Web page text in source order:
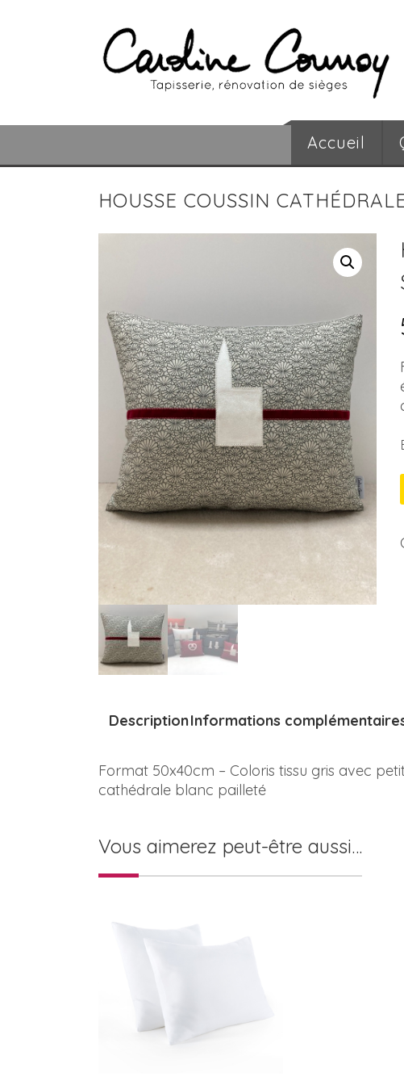
Accueil
HOUSSE COUSSIN
DescriptionInformations
Format 50x40cm – Coloris tissu gris avec
cathédrale blanc pailleté
Vous aimerez peut-être aussi…